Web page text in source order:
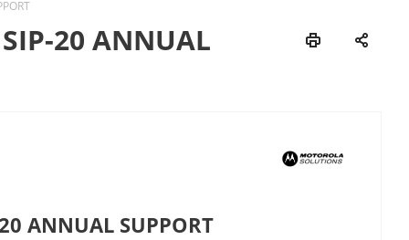
20 ANNUAL
ANNUAL SUPPORT